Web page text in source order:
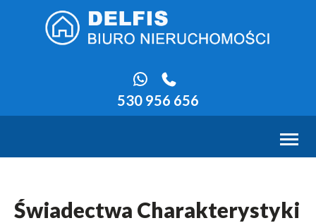
530 956 656
Świadectwa Charakterystyki